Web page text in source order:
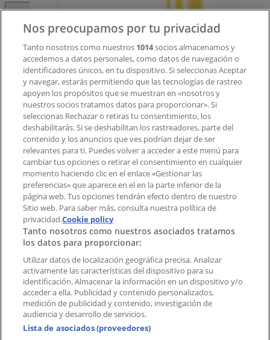
Contacto comercial y de marketing
Tienda mal colocada en el mapa
Notificar un folleto
¿Encontraste un problema en la web o en la
aplicación?
Índices
Marcas
Marcas locales
Negocios
Negocios cercanos
Productos
Productos locales
Ciudades
Descargar la APP Tiendeo
Nos preocupamos por tu privacidad
Tanto nosotros como nuestros 1014socios almacenamos y
accedemos a datos personales, como datos de navegación o
identificadores únicos, en tu dispositivo. Si seleccionas Aceptar
y navegar, estarás permitiendo que las tecnologías de rastreo
apoyen los propósitos que se muestran en «nosotros y
nuestros socios tratamos datos para proporcionar». Si
seleccionas Rechazar o retiras tu consentimiento, los
deshabilitarás. Si se deshabilitan los rastreadores, parte del
contenido y los anuncios que ves podrían dejar de ser
relevantes para ti. Puedes volver a acceder a este menú para
cambiar tus opciones o retirar el consentimiento en cualquier
momento haciendo clic en el enlace «Gestionar las
preferencias» que aparece en el en la parte inferior de la
página web. Tus opciones tendrán efecto dentro de nuestro
Sitio web. Para saber más, consulta nuestra política de
privacidad.Cookie policy
Tanto nosotros como nuestros asociados tratamos
los datos para proporcionar:
Utilizar datos de localización geográfica precisa. Analizar
activamente las características del dispositivo para su
identificación. Almacenar la información en un dispositivo y/o
acceder a ella. Publicidad y contenido personalizados,
medición de publicidad y contenido, investigación de
audiencia y desarrollo de servicios.
Lista de asociados (proveedores)